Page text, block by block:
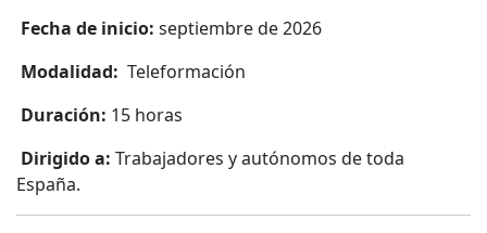
Fecha de inicio: septiembre de 2026
Modalidad: Teleformación
Duración: 15 horas
Dirigido a: Trabajadores y autónomos de toda
España.